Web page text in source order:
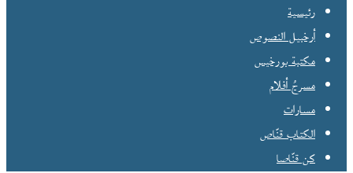
رئيسية
أرخبيل النصوص
مكتبة بورخيس
مسرحُ أفلام
مسارات
الكتاب قنّاص
كن قنّاصا